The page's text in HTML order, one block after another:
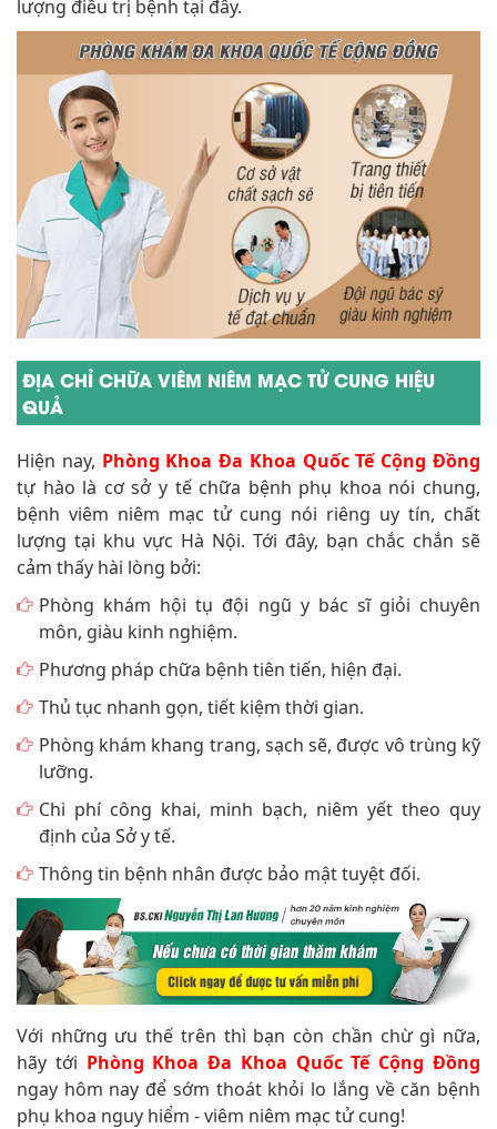
lượng điều trị bệnh tại đây.
ĐỊA CHỈ CHỮA VIÊM NIÊM MẠC TỬ CUNG HIỆU
QUẢ
Hiện nay, Phòng Khoa Đa Khoa Quốc Tế Cộng Đồng
tự hào là cơ sở y tế chữa bệnh phụ khoa nói chung,
bệnh viêm niêm mạc tử cung nói riêng uy tín, chất
lượng tại khu vực Hà Nội. Tới đây, bạn chắc chắn sẽ
cảm thấy hài lòng bởi:
Phòng khám hội tụ đội ngũ y bác sĩ giỏi chuyên
môn, giàu kinh nghiệm.
Phương pháp chữa bệnh tiên tiến, hiện đại.
Thủ tục nhanh gọn, tiết kiệm thời gian.
Phòng khám khang trang, sạch sẽ, được vô trùng kỹ
lưỡng.
Chi phí công khai, minh bạch, niêm yết theo quy
định của Sở y tế.
Thông tin bệnh nhân được bảo mật tuyệt đối.
Với những ưu thế trên thì bạn còn chần chừ gì nữa,
hãy tới Phòng Khoa Đa Khoa Quốc Tế Cộng Đồng
ngay hôm nay để sớm thoát khỏi lo lắng về căn bệnh
phụ khoa nguy hiểm - viêm niêm mạc tử cung!